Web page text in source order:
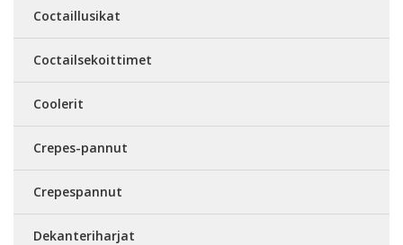
Coctaillusikat
Coctailsekoittimet
Coolerit
Crepes-pannut
Crepespannut
Dekanteriharjat